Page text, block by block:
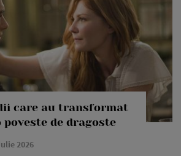
care au transformat
de dragoste
2026